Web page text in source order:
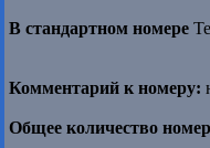
В стандартном номере
Комментарий к номеру:
Общее количество